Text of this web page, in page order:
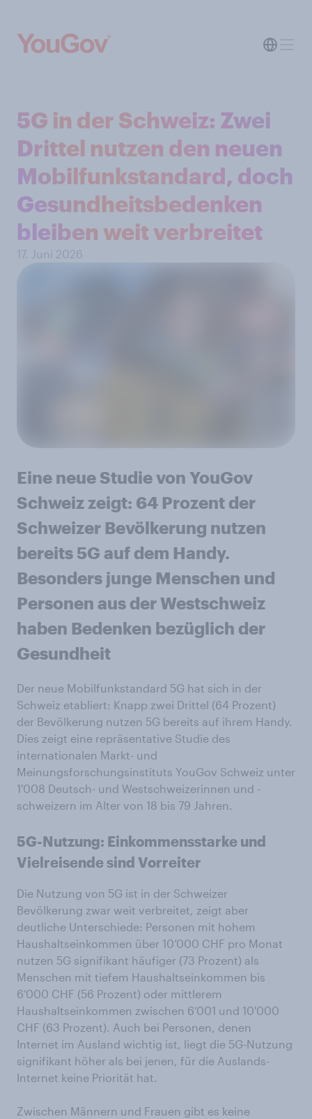
5G in der Schweiz: Zwei
Drittel nutzen den neuen
Mobilfunkstandard, doch
Gesundheitsbedenken
bleiben weit verbreitet
17. Juni 2026
Eine neue Studie von YouGov
Schweiz zeigt: 64 Prozent der
Schweizer Bevölkerung nutzen
bereits 5G auf dem Handy.
Besonders junge Menschen und
Personen aus der Westschweiz
haben Bedenken bezüglich der
Gesundheit
Der neue Mobilfunkstandard 5G hat sich in der
Schweiz etabliert: Knapp zwei Drittel (64 Prozent)
der Bevölkerung nutzen 5G bereits auf ihrem Handy.
Dies zeigt eine repräsentative Studie des
internationalen Markt- und
Meinungsforschungsinstituts YouGov Schweiz unter
1'008 Deutsch- und Westschweizerinnen und -
schweizern im Alter von 18 bis 79 Jahren.
5G-Nutzung: Einkommensstarke und
Vielreisende sind Vorreiter
Die Nutzung von 5G ist in der Schweizer
Bevölkerung zwar weit verbreitet, zeigt aber
deutliche Unterschiede: Personen mit hohem
Haushaltseinkommen über 10‘000 CHF pro Monat
nutzen 5G signifikant häufiger (73 Prozent) als
Menschen mit tiefem Haushaltseinkommen bis
6‘000 CHF (56 Prozent) oder mittlerem
Haushaltseinkommen zwischen 6‘001 und 10'000
CHF (63 Prozent). Auch bei Personen, denen
Internet im Ausland wichtig ist, liegt die 5G-Nutzung
signifikant höher als bei jenen, für die Auslands-
Internet keine Priorität hat.
Zwischen Männern und Frauen gibt es keine